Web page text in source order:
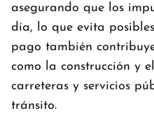
asegurando que los
día, lo que evita
pago también
como la construcción y
carreteras y servicios
tránsito.